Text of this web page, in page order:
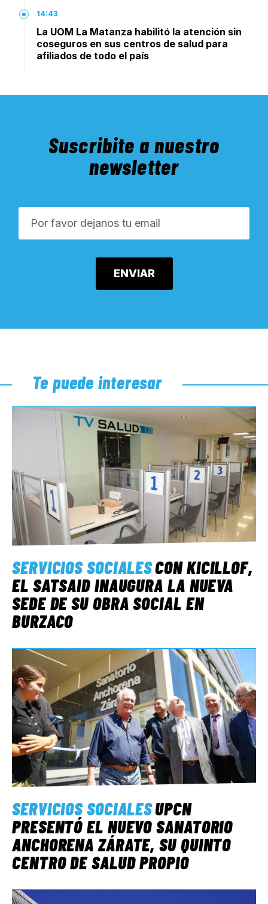
14:43
La UOM La Matanza habilitó la atención sin
coseguros en sus centros de salud para
afiliados de todo el país
Suscribite a nuestro
newsletter
Te puede interesar
SERVICIOS SOCIALESCON KICILLOF,
EL SATSAID INAUGURA LA NUEVA
SEDE DE SU OBRA SOCIAL EN
BURZACO
SERVICIOS SOCIALESUPCN
PRESENTÓ EL NUEVO SANATORIO
ANCHORENA ZÁRATE, SU QUINTO
CENTRO DE SALUD PROPIO